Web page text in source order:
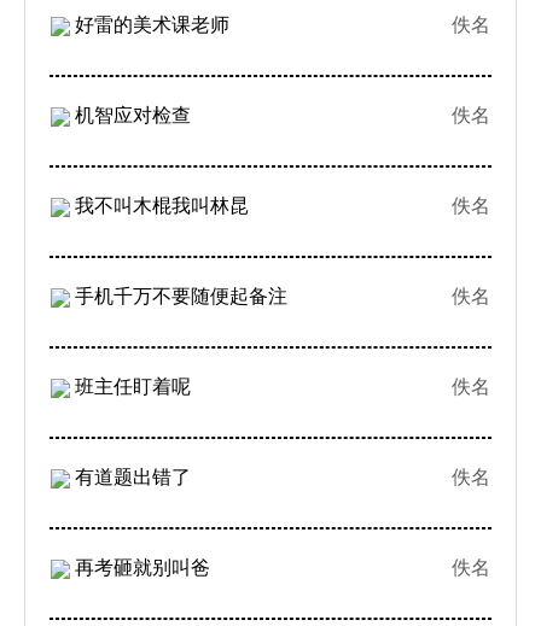
好雷的美术课老师 佚名
机智应对检查 佚名
我不叫木棍我叫林昆 佚名
手机千万不要随便起备注 佚名
班主任盯着呢 佚名
有道题出错了 佚名
再考砸就别叫爸 佚名